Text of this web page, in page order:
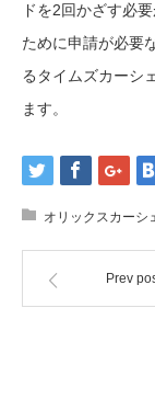
ドを2回かざす必
ために申請が必要
るタイムズカーシ
ます。
オリックスカーシ
Prev